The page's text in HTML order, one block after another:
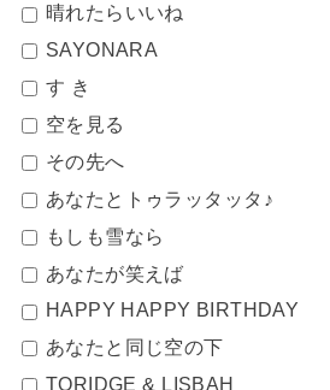
晴れたらいいね
SAYONARA
す き
空を見る
その先へ
あなたとトゥラッタッタ♪
もしも雪なら
あなたが笑えば
HAPPY HAPPY BIRTHDAY
あなたと同じ空の下
TORIDGE & LISBAH